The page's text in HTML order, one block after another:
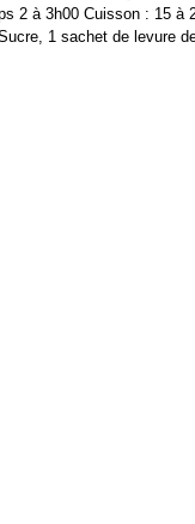
2 à 3h00 Cuisson : 15 à
1 sachet de levure